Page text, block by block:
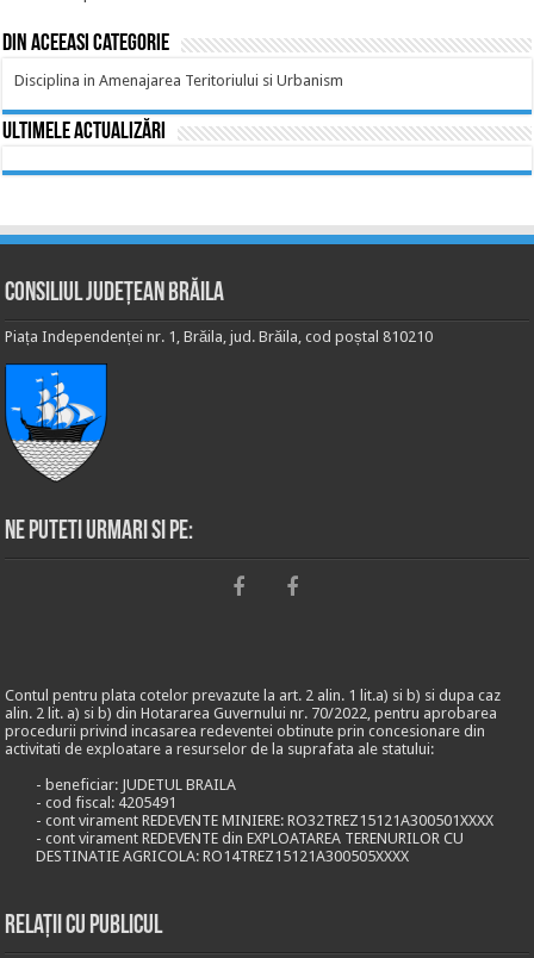
Din aceeasi categorie
Disciplina in Amenajarea Teritoriului si Urbanism
Ultimele actualizări
Consiliul Județean Brăila
Piața Independenței nr. 1, Brăila, jud. Brăila, cod poștal 810210
Ne puteti urmari si pe:
Contul pentru plata cotelor prevazute la art. 2 alin. 1 lit.a) si b) si dupa caz
alin. 2 lit. a) si b) din Hotararea Guvernului nr. 70/2022, pentru aprobarea
procedurii privind incasarea redeventei obtinute prin concesionare din
activitati de exploatare a resurselor de la suprafata ale statului:
- beneficiar: JUDETUL BRAILA
- cod fiscal: 4205491
- cont virament REDEVENTE MINIERE: RO32TREZ15121A300501XXXX
- cont virament REDEVENTE din EXPLOATAREA TERENURILOR CU
DESTINATIE AGRICOLA: RO14TREZ15121A300505XXXX
Relații cu publicul